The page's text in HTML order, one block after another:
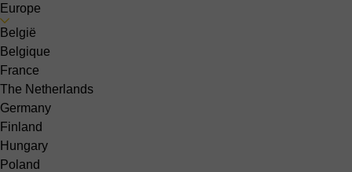
Europe
België
Belgique
France
The Netherlands
Germany
Finland
Hungary
Poland